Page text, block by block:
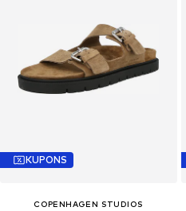
KUPONS
COPENHAGEN STUDIOS